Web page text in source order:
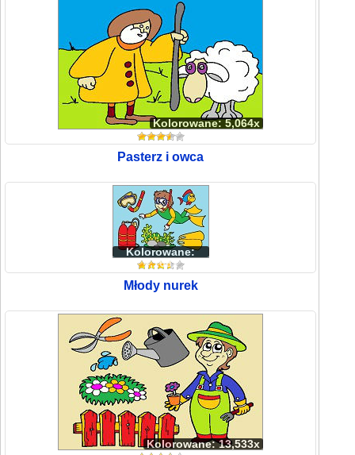
Kolorowane: 5,064x
Pasterz i owca
Kolorowane:
4,168x
Młody nurek
Kolorowane: 13,533x